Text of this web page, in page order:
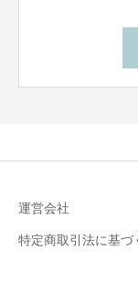
運営会社
特定商取引法に基づ